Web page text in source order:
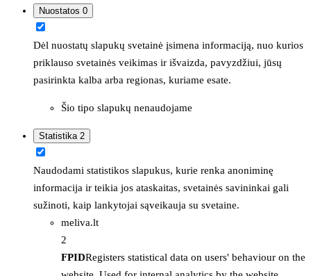
Nuostatos 0
Dėl nuostatų slapukų svetainė įsimena informaciją, nuo kurios
priklauso svetainės veikimas ir išvaizda, pavyzdžiui, jūsų
pasirinkta kalba arba regionas, kuriame esate.
Šio tipo slapukų nenaudojame
Statistika 2
Naudodami statistikos slapukus, kurie renka anoniminę
informacija ir teikia jos ataskaitas, svetainės savininkai gali
sužinoti, kaip lankytojai sąveikauja su svetaine.
meliva.lt
2
FPIDRegisters statistical data on users' behaviour on the